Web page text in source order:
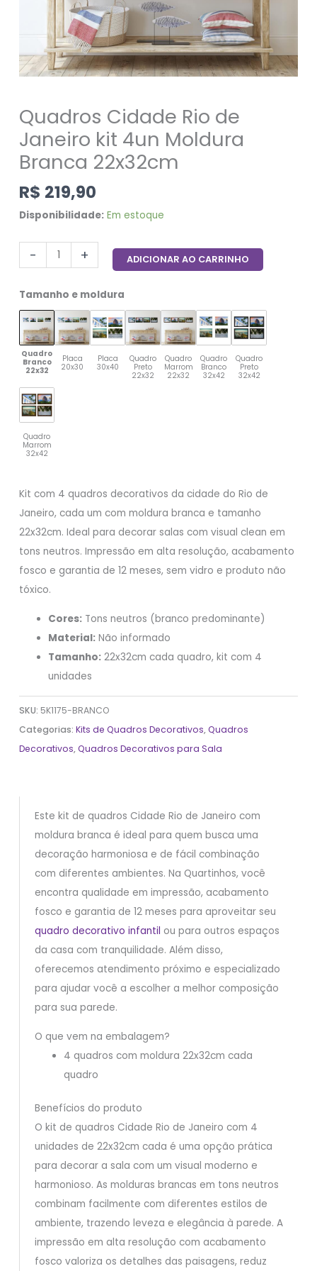
Quadros Cidade Rio de
Janeiro kit 4un Moldura
Branca 22x32cm
R$ 219,90
Disponibilidade: Em estoque
- + ADICIONAR AO CARRINHO
Tamanho e moldura
Quadro
Branco
22x32
Placa
20x30
Placa
30x40
Quadro
Preto
22x32
Quadro
Marrom
22x32
Quadro
Branco
32x42
Quadro
Preto
32x42
Quadro
Marrom
32x42
Kit com 4 quadros decorativos da cidade do Rio de
Janeiro, cada um com moldura branca e tamanho
22x32cm. Ideal para decorar salas com visual clean em
tons neutros. Impressão em alta resolução, acabamento
fosco e garantia de 12 meses, sem vidro e produto não
tóxico.
Cores: Tons neutros (branco predominante)
Material: Não informado
Tamanho: 22x32cm cada quadro, kit com 4
unidades
SKU: 5K1175-BRANCO
Categorias:Kits de Quadros Decorativos,Quadros
Decorativos,Quadros Decorativos para Sala
Este kit de quadros Cidade Rio de Janeiro com
moldura branca é ideal para quem busca uma
decoração harmoniosa e de fácil combinação
com diferentes ambientes. Na Quartinhos, você
encontra qualidade em impressão, acabamento
fosco e garantia de 12 meses para aproveitar seu
quadro decorativo infantil ou para outros espaços
da casa com tranquilidade. Além disso,
oferecemos atendimento próximo e especializado
para ajudar você a escolher a melhor composição
para sua parede.
O que vem na embalagem?
4 quadros com moldura 22x32cm cada
quadro
Benefícios do produto
O kit de quadros Cidade Rio de Janeiro com 4
unidades de 22x32cm cada é uma opção prática
para decorar a sala com um visual moderno e
harmonioso. As molduras brancas em tons neutros
combinam facilmente com diferentes estilos de
ambiente, trazendo leveza e elegância à parede. A
impressão em alta resolução com acabamento
fosco valoriza os detalhes das paisagens, reduz